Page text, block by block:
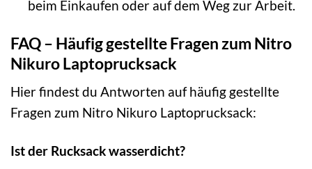
beim Einkaufen oder auf dem Weg zur Arbeit.
FAQ – Häufig gestellte Fragen zum Nitro
Nikuro Laptoprucksack
Hier findest du Antworten auf häufig gestellte
Fragen zum Nitro Nikuro Laptoprucksack:
Ist der Rucksack wasserdicht?